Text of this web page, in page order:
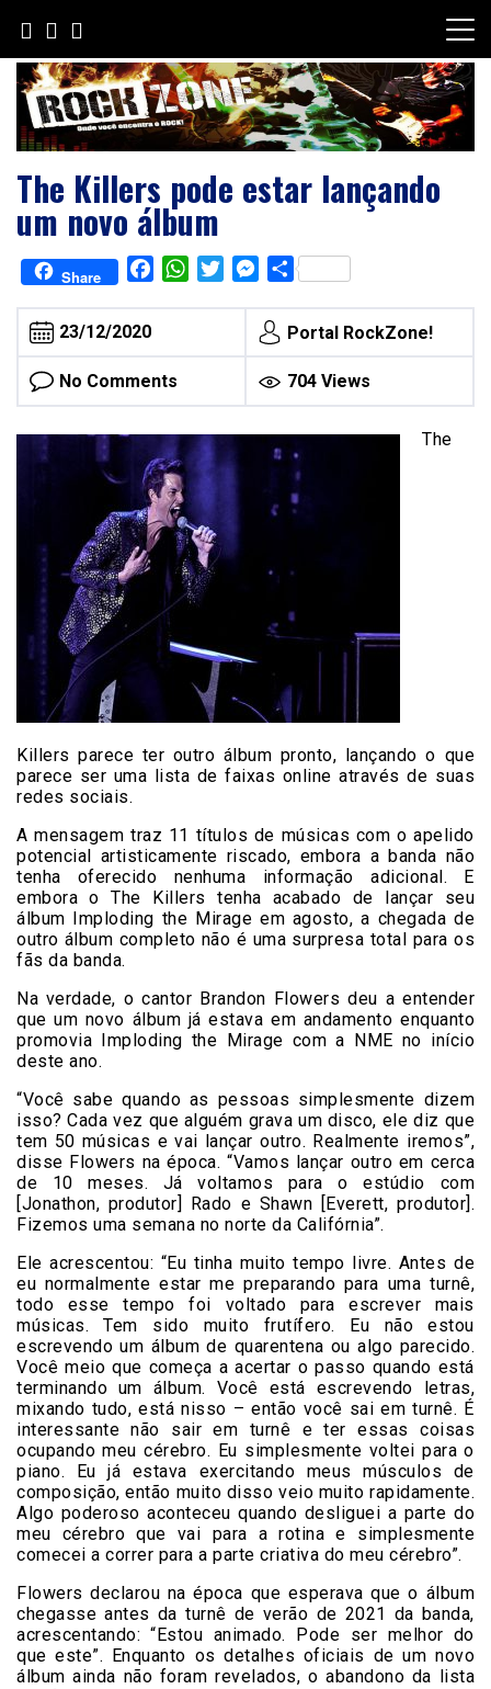
content
The Killers pode estar lançando
um novo álbum
Share FacebookWhatsAppTwitterMessenger
Share
23/12/2020 Portal RockZone!
No Comments 704 Views
The
Killers parece ter outro álbum pronto, lançando o que
parece ser uma lista de faixas online através de suas
redes sociais.
A mensagem traz 11 títulos de músicas com o apelido
potencial artisticamente riscado, embora a banda não
tenha oferecido nenhuma informação adicional. E
embora o The Killers tenha acabado de lançar seu
álbum Imploding the Mirage em agosto, a chegada de
outro álbum completo não é uma surpresa total para os
fãs da banda.
Na verdade, o cantor Brandon Flowers deu a entender
que um novo álbum já estava em andamento enquanto
promovia Imploding the Mirage com a NME no início
deste ano.
“Você sabe quando as pessoas simplesmente dizem
isso? Cada vez que alguém grava um disco, ele diz que
tem 50 músicas e vai lançar outro. Realmente iremos”,
disse Flowers na época. “Vamos lançar outro em cerca
de 10 meses. Já voltamos para o estúdio com
[Jonathon, produtor] Rado e Shawn [Everett, produtor].
Fizemos uma semana no norte da Califórnia”.
Ele acrescentou: “Eu tinha muito tempo livre. Antes de
eu normalmente estar me preparando para uma turnê,
todo esse tempo foi voltado para escrever mais
músicas. Tem sido muito frutífero. Eu não estou
escrevendo um álbum de quarentena ou algo parecido.
Você meio que começa a acertar o passo quando está
terminando um álbum. Você está escrevendo letras,
mixando tudo, está nisso – então você sai em turnê. É
interessante não sair em turnê e ter essas coisas
ocupando meu cérebro. Eu simplesmente voltei para o
piano. Eu já estava exercitando meus músculos de
composição, então muito disso veio muito rapidamente.
Algo poderoso aconteceu quando desliguei a parte do
meu cérebro que vai para a rotina e simplesmente
comecei a correr para a parte criativa do meu cérebro”.
Flowers declarou na época que esperava que o álbum
chegasse antes da turnê de verão de 2021 da banda,
acrescentando: “Estou animado. Pode ser melhor do
que este”. Enquanto os detalhes oficiais de um novo
álbum ainda não foram revelados, o abandono da lista